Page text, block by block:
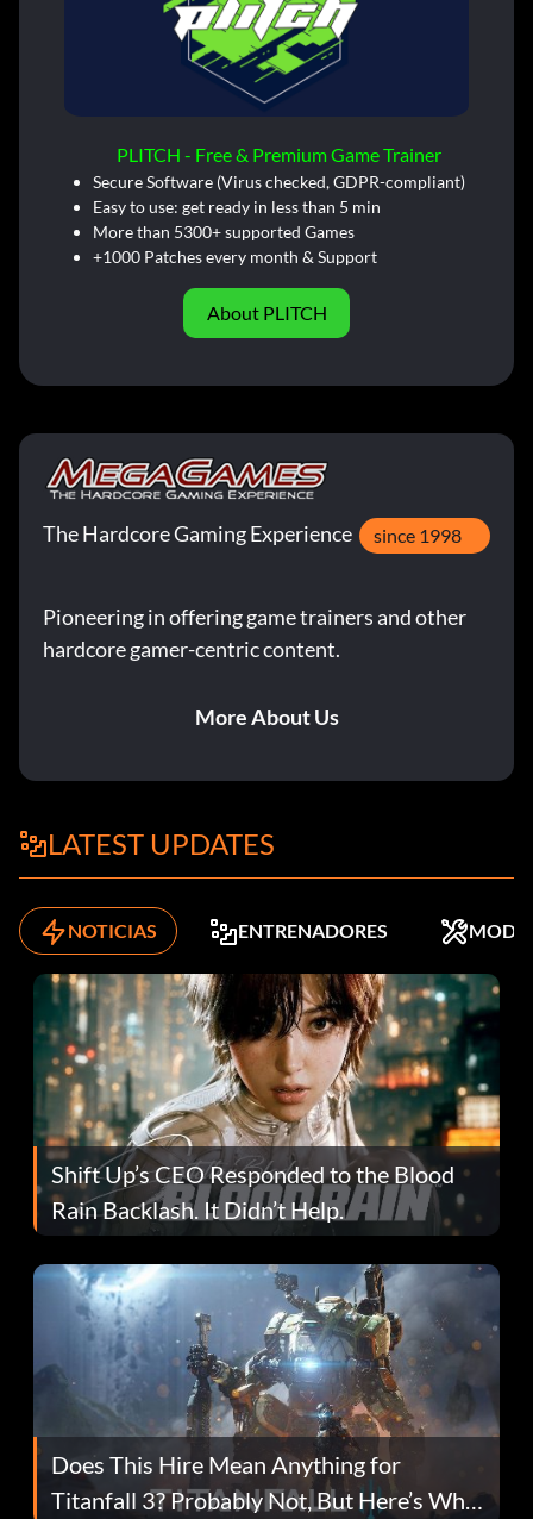
PLITCH - Free & Premium Game Trainer
Secure Software (Virus checked, GDPR-compliant)
Easy to use: get ready in less than 5 min
More than 5300+ supported Games
+1000 Patches every month & Support
About PLITCH
The Hardcore Gaming Experience since 1998
Pioneering in offering game trainers and other
hardcore gamer-centric content.
More About Us
LATEST UPDATES
NOTICIAS ENTRENADORES MODS
Shift Up’s CEO Responded to the Blood
Rain Backlash. It Didn’t Help.
Does This Hire Mean Anything for
Titanfall 3? Probably Not, But Here’s Why